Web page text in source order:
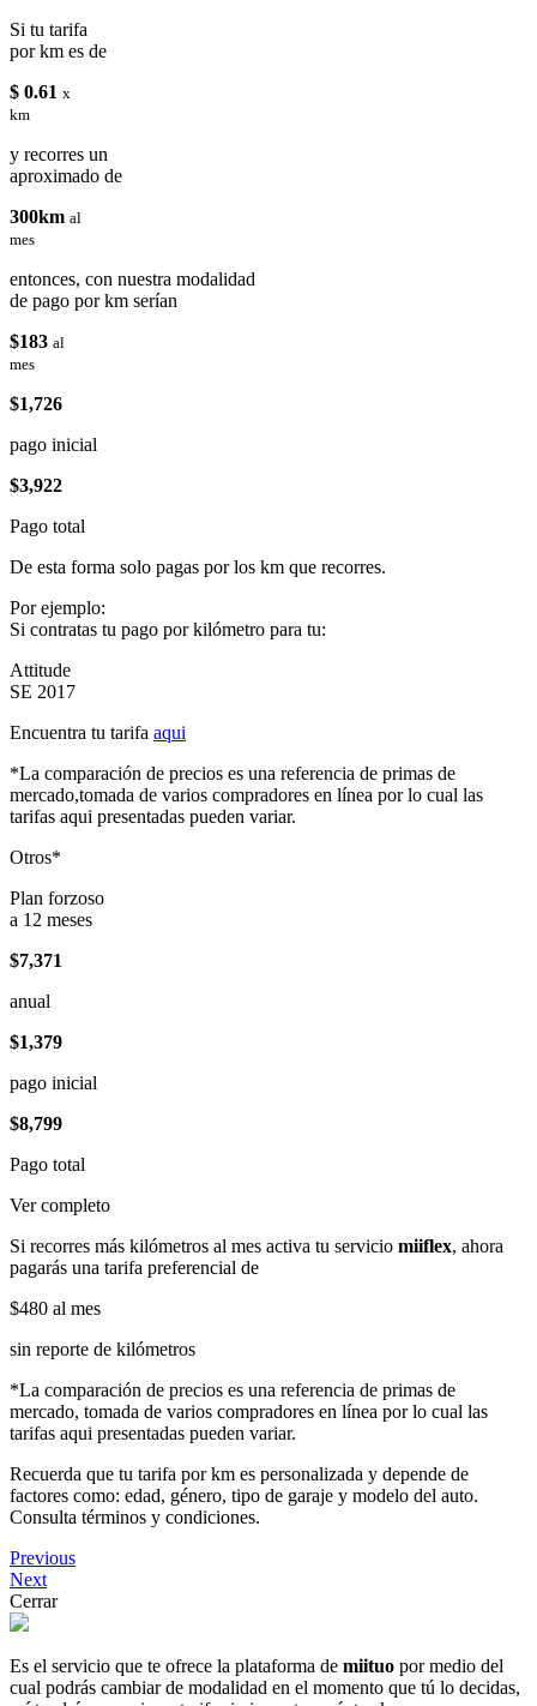
Si tu tarifa
por km es de
$ 0.61 x
km
y recorres un
aproximado de
300km al
mes
entonces, con nuestra modalidad
de pago por km serían
$183 al
mes
$1,726
pago inicial
$3,922
Pago total
De esta forma solo pagas por los km que recorres.
Por ejemplo:
Si contratas tu pago por kilómetro para tu:
Attitude
SE 2017
Encuentra tu tarifa aqui
*La comparación de precios es una referencia de primas de
mercado,tomada de varios compradores en línea por lo cual las
tarifas aqui presentadas pueden variar.
Otros*
Plan forzoso
a 12 meses
$7,371
anual
$1,379
pago inicial
$8,799
Pago total
Ver completo
Si recorres más kilómetros al mes activa tu servicio miiflex, ahora
pagarás una tarifa preferencial de
$480 al mes
sin reporte de kilómetros
*La comparación de precios es una referencia de primas de
mercado, tomada de varios compradores en línea por lo cual las
tarifas aqui presentadas pueden variar.
Recuerda que tu tarifa por km es personalizada y depende de
factores como: edad, género, tipo de garaje y modelo del auto.
Consulta términos y condiciones.
Previous
Next
Cerrar
Es el servicio que te ofrece la plataforma de miituo por medio del
cual podrás cambiar de modalidad en el momento que tú lo decidas,